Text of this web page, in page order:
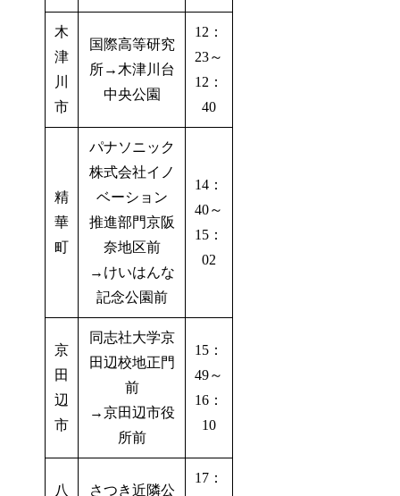
木
津
川
市
国際高等研究
所→木津川台
中央公園
12：
23～
12：
40
精
華
町
パナソニック
株式会社イノ
ベーション
推進部門京阪
奈地区前
→けいはんな
記念公園前
14：
40～
15：
02
京
田
辺
市
同志社大学京
田辺校地正門
前
→京田辺市役
所前
15：
49～
16：
10
八 さつき近隣公
17：